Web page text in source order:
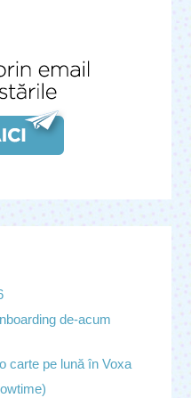
de-acum
carte pe lună în Voxa